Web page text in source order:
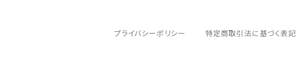
プライバシーポリシー 特定商取引法に基づく表記